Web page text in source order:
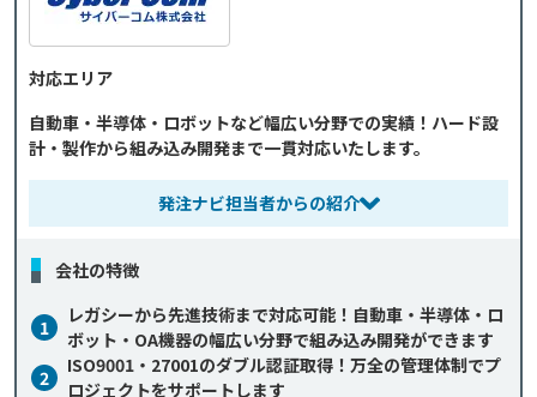
対応エリア
自動車・半導体・ロボットなど幅広い分野での実績！ハード設
計・製作から組み込み開発まで一貫対応いたします。
発注ナビ担当者からの紹介
会社の特徴
1
レガシーから先進技術まで対応可能！自動車・半導体・ロ
ボット・OA機器の幅広い分野で組み込み開発ができます
2
ISO9001・27001のダブル認証取得！万全の管理体制でプ
ロジェクトをサポートします